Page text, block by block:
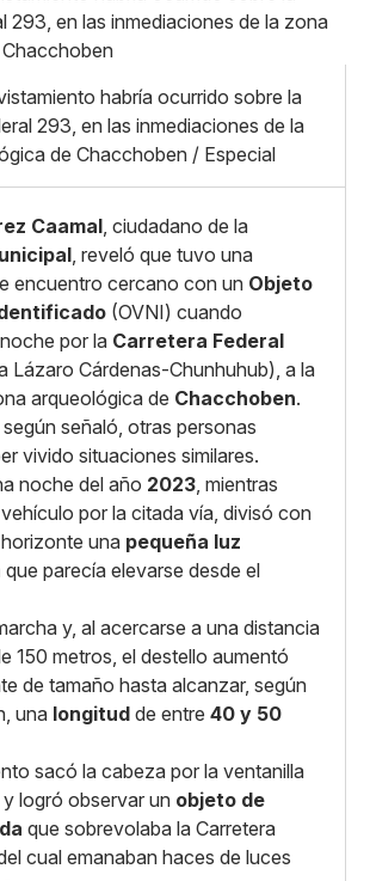
Pequeño
Mediano
Grande
habría ocurrido sobre la
293, en las inmediaciones de la
de Chacchoben / Especial
Caamal, ciudadano de la
, reveló que tuvo una
encuentro cercano con un Objeto
(OVNI) cuando
por la Carretera Federal
Lázaro Cárdenas-Chunhuhub), a la
arqueológica de Chacchoben.
según señaló, otras personas
vivido situaciones similares.
noche del año 2023, mientras
por la citada vía, divisó con
una pequeña luz
que parecía elevarse desde el
y, al acercarse a una distancia
150 metros, el destello aumentó
de tamaño hasta alcanzar, según
una longitud de entre 40 y 50
sacó la cabeza por la ventanilla
logró observar un objeto de
que sobrevolaba la Carretera
cual emanaban haces de luces